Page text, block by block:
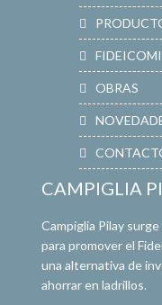
OBRAS
CAMPIGLIA
Campiglia Pilay
para promover el
una alternativa de
ahorrar en ladrillos.